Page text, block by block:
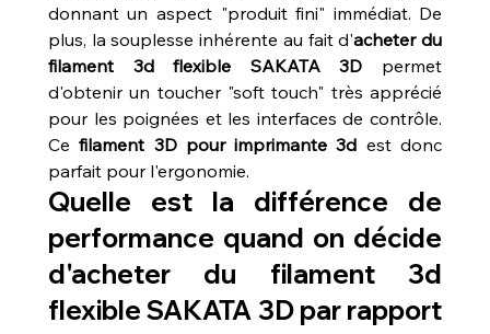
donnant un aspect "produit fini" immédiat. De
plus, la souplesse inhérente au fait d'acheter du
filament 3d flexible SAKATA 3D permet
d'obtenir un toucher "soft touch" très apprécié
pour les poignées et les interfaces de contrôle.
Ce filament 3D pour imprimante 3d est donc
parfait pour l'ergonomie.
Quelle est la différence de
performance quand on décide
d'acheter du filament 3d
flexible SAKATA 3D par rapport